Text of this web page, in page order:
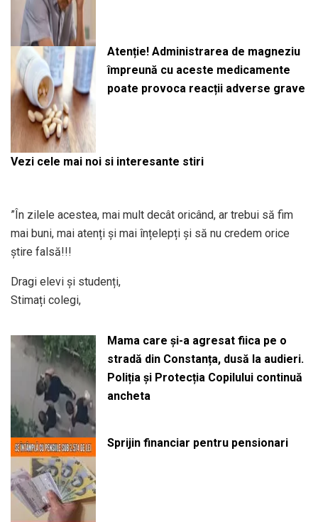
Atenție! Administrarea de magneziu
împreună cu aceste medicamente
poate provoca reacții adverse grave
Vezi cele mai noi si interesante stiri
”În zilele acestea, mai mult decât oricând, ar trebui să fim
mai buni, mai atenți și mai înțelepți și să nu credem orice
știre falsă!!!
Dragi elevi și studenți,
Stimați colegi,
Mama care și-a agresat fiica pe o
stradă din Constanța, dusă la audieri.
Poliția și Protecția Copilului continuă
ancheta
Sprijin financiar pentru pensionari